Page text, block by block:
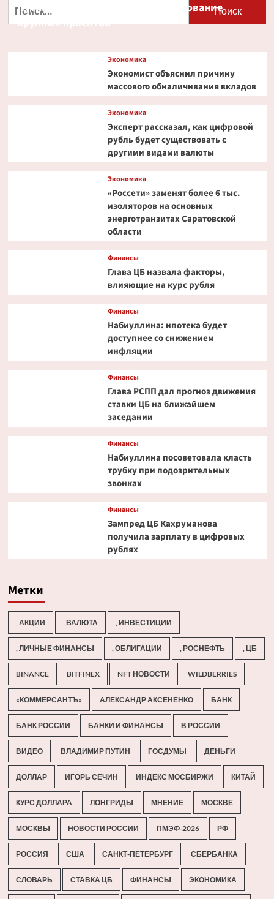
в
актуальный
Путин и Костин обсудили кредитование
крупных проектов
Экономика
Экономист объяснил причину
массового обналичивания вкладов
Экономика
Эксперт рассказал, как цифровой
рубль будет существовать с
другими видами валюты
Экономика
«Россети» заменят более 6 тыс.
изоляторов на основных
энерготранзитах Саратовской
области
Финансы
Глава ЦБ назвала факторы,
влияющие на курс рубля
Финансы
Набиуллина: ипотека будет
доступнее со снижением
инфляции
Финансы
Глава РСПП дал прогноз движения
ставки ЦБ на ближайшем
заседании
Финансы
Набиуллина посоветовала класть
трубку при подозрительных
звонках
Финансы
Зампред ЦБ Кахруманова
получила зарплату в цифровых
рублях
Метки
, АКЦИИ , ВАЛЮТА , ИНВЕСТИЦИИ
, ЛИЧНЫЕ ФИНАНСЫ , ОБЛИГАЦИИ , РОСНЕФТЬ , ЦБ
BINANCE BITFINEX NFT НОВОСТИ WILDBERRIES
«КОММЕРСАНТЪ» АЛЕКСАНДР АКСЕНЕНКО БАНК
БАНК РОССИИ БАНКИ И ФИНАНСЫ В РОССИИ
ВИДЕО ВЛАДИМИР ПУТИН ГОСДУМЫ ДЕНЬГИ
ДОЛЛАР ИГОРЬ СЕЧИН ИНДЕКС МОСБИРЖИ КИТАЙ
КУРС ДОЛЛАРА ЛОНГРИДЫ МНЕНИЕ МОСКВЕ
МОСКВЫ НОВОСТИ РОССИИ ПМЭФ-2026 РФ
РОССИЯ США САНКТ-ПЕТЕРБУРГ СБЕРБАНКА
СЛОВАРЬ СТАВКА ЦБ ФИНАНСЫ ЭКОНОМИКА